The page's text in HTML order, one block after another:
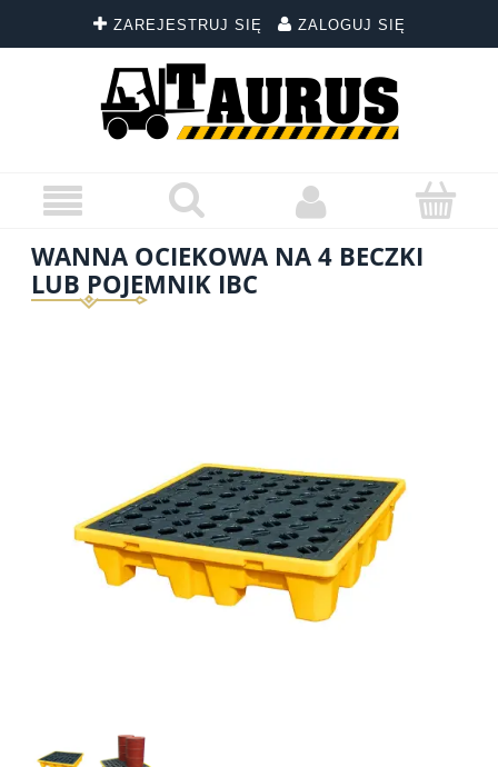
ZAREJESTRUJ SIĘ ZALOGUJ SIĘ
WANNA OCIEKOWA NA 4 BECZKI
LUB POJEMNIK IBC